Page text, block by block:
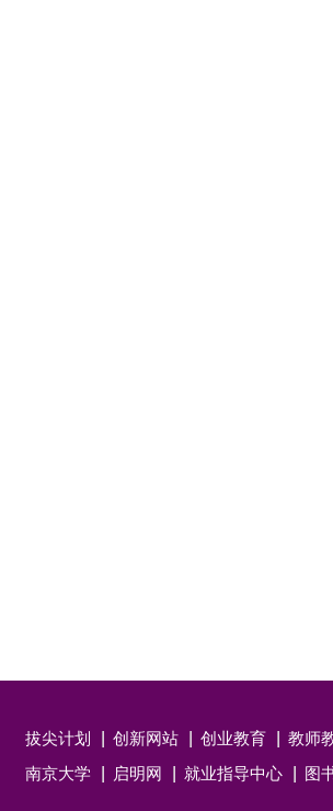
拔尖计划 创新网站 创业教育
教师
南京大学
启明网 就业指导中心 图